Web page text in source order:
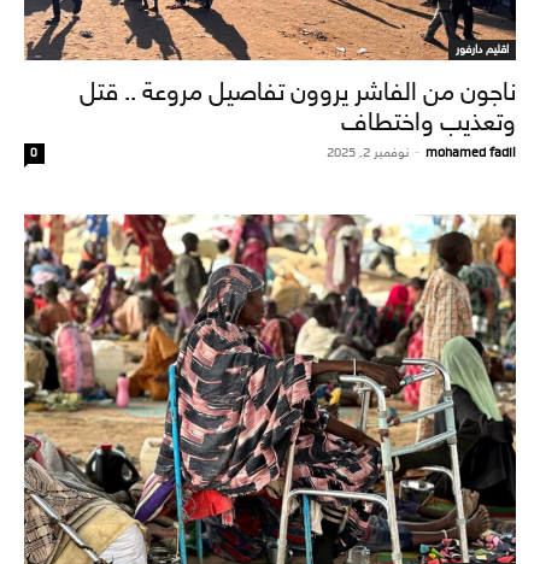
اقليم دارفور
ناجون من الفاشر يروون تفاصيل مروعة .. قتل
وتعذيب واختطاف
mohamed fadil
- نوفمبر 2, 2025 0